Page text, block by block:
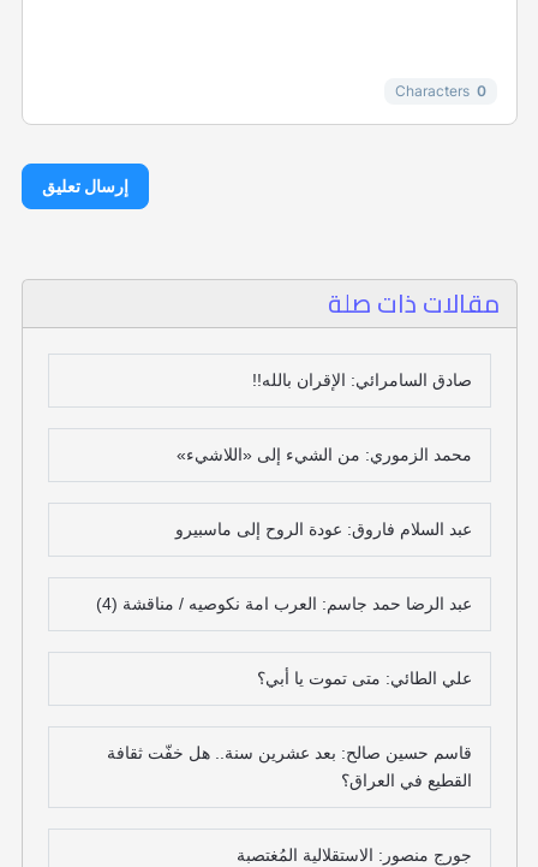
0
Characters
إرسال تعليق
مقالات ذات صلة
صادق السامرائي: الإقران بالله!!
محمد الزموري: من الشيء إلى «اللاشيء»
عبد السلام فاروق: عودة الروح إلى ماسبيرو
عبد الرضا حمد جاسم: العرب امة نكوصيه / مناقشة (4)
علي الطائي: متى تموت يا أبي؟
قاسم حسين صالح: بعد عشرين سنة.. هل خفّت ثقافة
القطيع في العراق؟
جورج منصور: الاستقلالية المُغتصبة